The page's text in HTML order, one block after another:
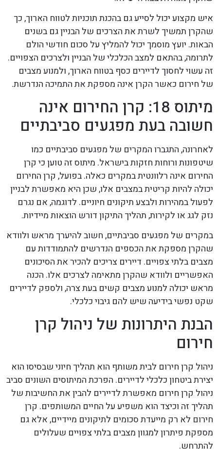
איש מקצוע יכול לסייע גם בהכנת תוכניות לטווח הארוך, כך
שהקרן תמשיך לשרת את הצרכים של הבניין גם בשנים
הבאות. יועץ מוסמך יכול להמליץ על סכום חודשי הולם
לתרומה, בהתאם למצב הכלכלי של הבניין ולצרכים הצפויים.
זה עשוי לחסוך לדיירים כסף בטווח הארוך, ולמנוע מצבים
של חירום כאשר הקרן אינה מספקת את התמיכה הנדרשת.
מיתוס 18: קרן החירום אינה
חשובה בעת מפגעים סביבתיים
לאחרונה, התגברו המקרים של מפגעים סביבתיים כמו
שיטפונות ורוחות חזקות בישראל. מיתוס זה טוען כי קרן
החירום אינה רלוונטית במקרים כאלה. בפועל, קרן החירום
יכולה להיות קריטית במצבים אלו, שכן היא מאפשרת לבניין
לפעול במהירות ולבצע תיקונים חיוניים. לדוגמה, אם נגרם
נזק לגג או לקירות, תהליך התיקון דורש הוצאות מיידיות.
במקרים של מפגעים סביבתיים, חשוב להיערך מראש ולוודא
שהקרן מספקת את הכספים הנדרשים להתמודדות עם
מצבים בלתי צפויים. דיירים צריכים להכיר את הסיכונים
האפשריים ולוודא שהקרן מתאימה לצרכים אלו. הכנה
מראש יכולה למנוע מצבים קשים בעת צרה, ולספק לדיירים
שקט נפשי בידיעה שיש להם גיבוי כלכלי.
הבנת היתרונות של ניהול קרן
חירום
ניהול קרן חירום לבית משותף הוא תהליך חיוני שבסיסו הוא
יצירת ביטחון כלכלי לדיירים. הפרכת המיתוסים השונים סביב
ניהול קרן חירום מאפשרת לדיירים להבין את החשיבות של
תהליך זה וכיצד הוא משפיע על החיים המשותפים. קרן
חירום לא רק מייעדת סכומים לתיקונים מיידיים, אלא גם
מספקת פיתרון למגוון מצבים בלתי צפויים שעלולים
להתרחש.